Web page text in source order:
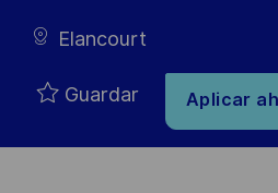
Elancourt
Guardar Aplicar